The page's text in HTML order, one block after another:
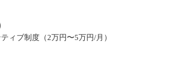
ィブ制度（2万円〜5万円/月）